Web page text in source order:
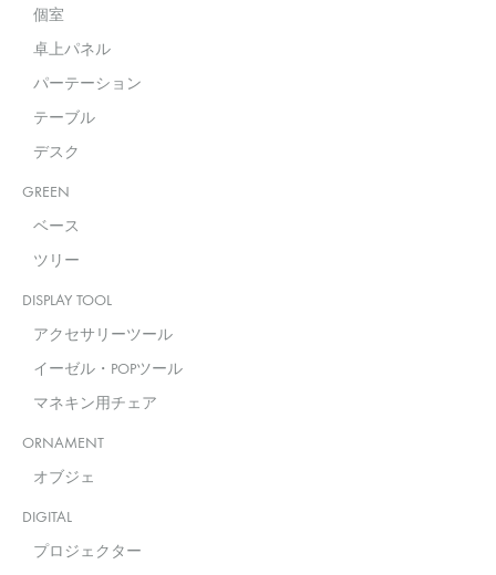
個室
卓上パネル
パーテーション
テーブル
デスク
GREEN
ベース
ツリー
DISPLAY TOOL
アクセサリーツール
イーゼル・POPツール
マネキン用チェア
ORNAMENT
オブジェ
DIGITAL
プロジェクター